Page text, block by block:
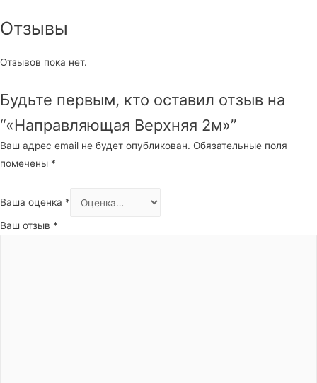
Отзывы
Отзывов пока нет.
Будьте первым, кто оставил отзыв на
“«Направляющая Верхняя 2м»”
Ваш адрес email не будет опубликован. Обязательные поля
помечены *
Ваша оценка *
Ваш отзыв *